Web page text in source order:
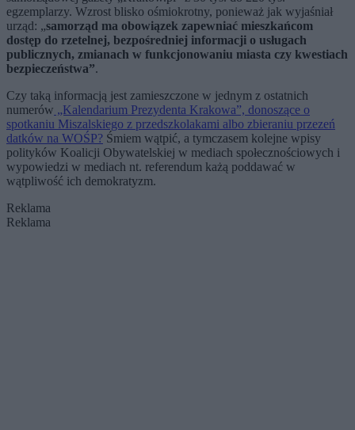
egzemplarzy. Wzrost blisko ośmiokrotny, ponieważ jak wyjaśniał
urząd: „samorząd ma obowiązek zapewniać mieszkańcom
dostęp do rzetelnej, bezpośredniej informacji o usługach
publicznych, zmianach w funkcjonowaniu miasta czy kwestiach
bezpieczeństwa”.
Czy taką informacją jest zamieszczone w jednym z ostatnich
numerów „Kalendarium Prezydenta Krakowa”, donoszące o
spotkaniu Miszalskiego z przedszkolakami albo zbieraniu przezeń
datków na WOŚP? Śmiem wątpić, a tymczasem kolejne wpisy
polityków Koalicji Obywatelskiej w mediach społecznościowych i
wypowiedzi w mediach nt. referendum każą poddawać w
wątpliwość ich demokratyzm.
Reklama
Reklama